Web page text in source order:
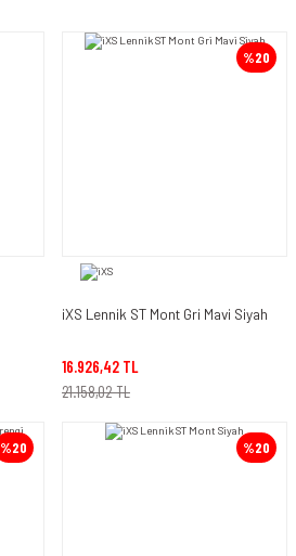
%20
iXS Lennik ST Mont Gri Mavi Siyah
16.926,42 TL
21.158,02 TL
%20 %20